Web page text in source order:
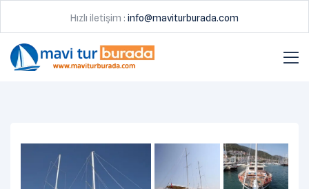
Hızlı iletişim : info@maviturburada.com